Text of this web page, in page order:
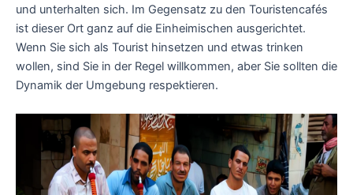
und unterhalten sich. Im Gegensatz zu den Touristencafés
ist dieser Ort ganz auf die Einheimischen ausgerichtet.
Wenn Sie sich als Tourist hinsetzen und etwas trinken
wollen, sind Sie in der Regel willkommen, aber Sie sollten die
Dynamik der Umgebung respektieren.